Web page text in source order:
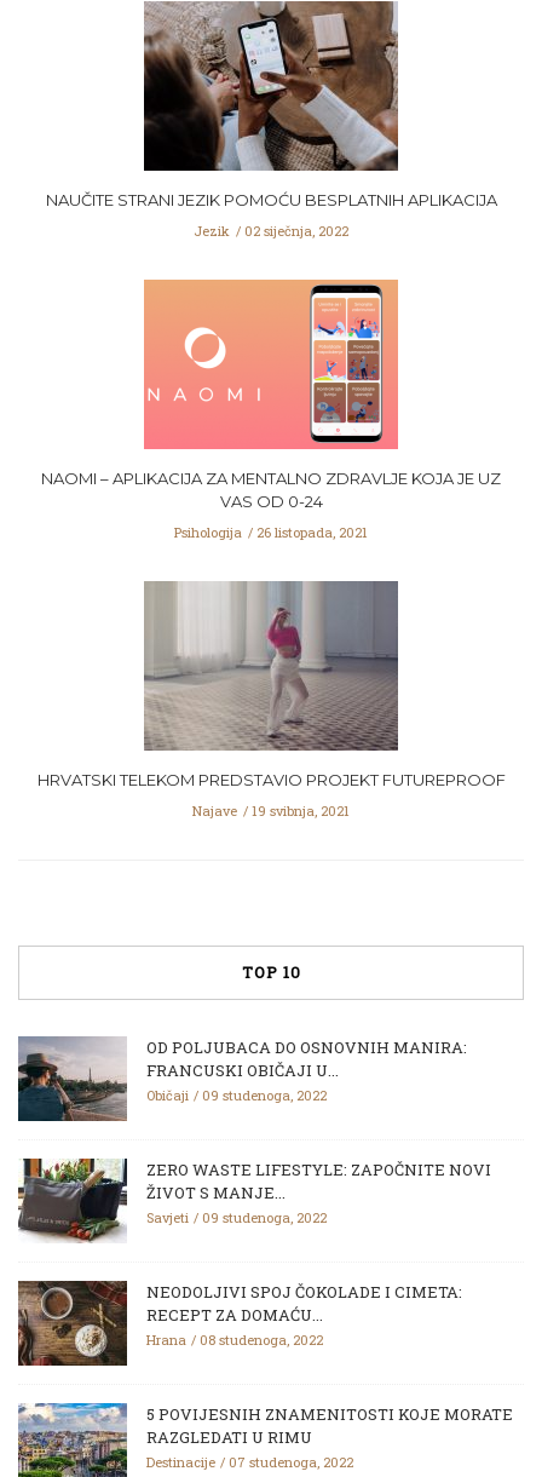
NAUČITE STRANI JEZIK POMOĆU BESPLATNIH APLIKACIJA
Jezik 02 siječnja, 2022
NAOMI – APLIKACIJA ZA MENTALNO ZDRAVLJE KOJA JE UZ
VAS OD 0-24
Psihologija 26 listopada, 2021
HRVATSKI TELEKOM PREDSTAVIO PROJEKT FUTUREPROOF
Najave 19 svibnja, 2021
TOP 10
OD POLJUBACA DO OSNOVNIH MANIRA:
FRANCUSKI OBIČAJI U...
Običaji 09 studenoga, 2022
ZERO WASTE LIFESTYLE: ZAPOČNITE NOVI
ŽIVOT S MANJE...
Savjeti 09 studenoga, 2022
NEODOLJIVI SPOJ ČOKOLADE I CIMETA:
RECEPT ZA DOMAĆU...
Hrana 08 studenoga, 2022
5 POVIJESNIH ZNAMENITOSTI KOJE MORATE
RAZGLEDATI U RIMU
Destinacije 07 studenoga, 2022